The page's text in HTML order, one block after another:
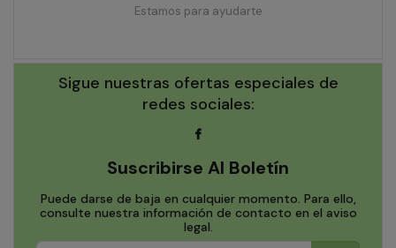
Estamos para ayudarte
Sigue nuestras ofertas especiales de
redes sociales:
Suscribirse Al Boletín
Puede darse de baja en cualquier momento. Para ello,
consulte nuestra información de contacto en el aviso
legal.